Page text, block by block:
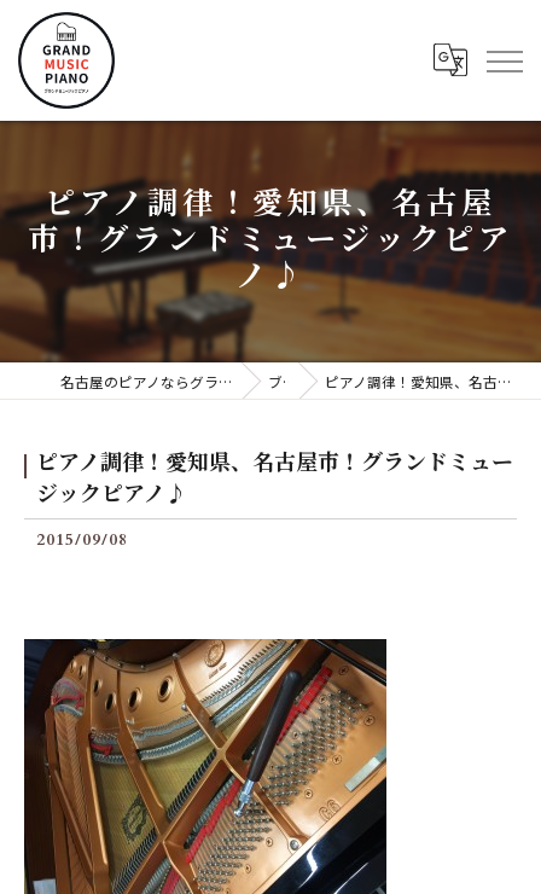
ピアノ調律！愛知県、名古屋
市！グランドミュージックピア
ノ♪
名古屋のピアノならグランドミュージックピアノ株式会社 ブログ ピアノ調律！愛知県、名古屋市！グランドミュージックピアノ♪
ピアノ調律！愛知県、名古屋市！グランドミュー
ジックピアノ♪
2015/09/08